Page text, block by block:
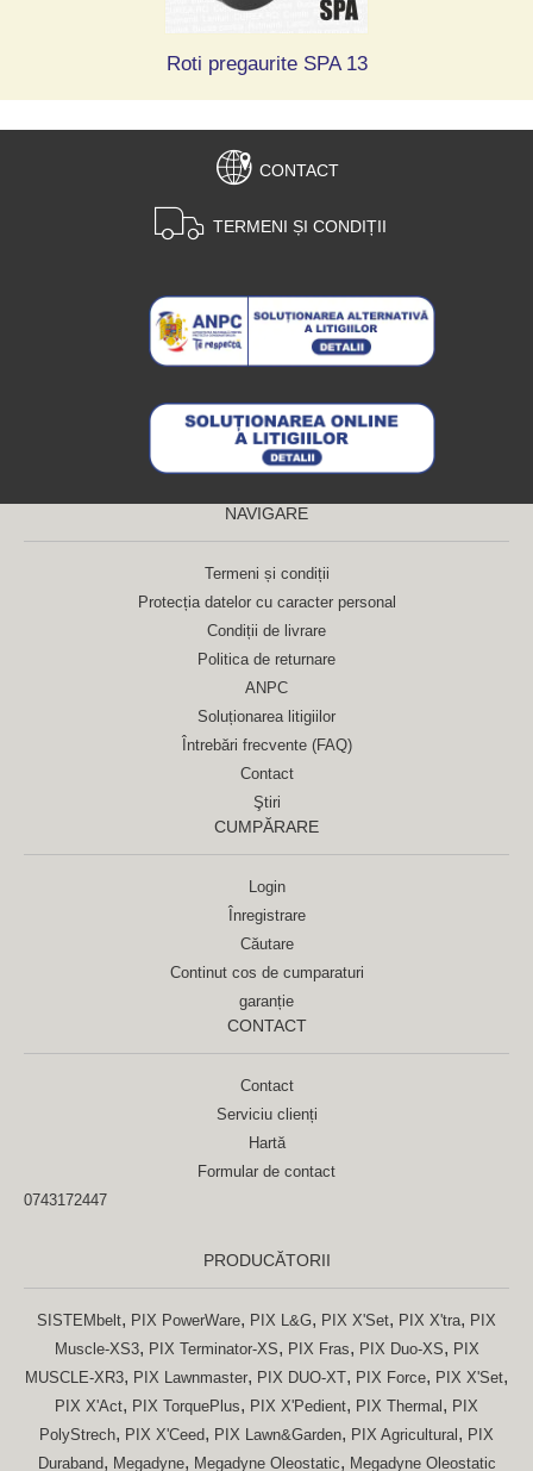
Roti pregaurite SPA 13
CONTACT
TERMENI ȘI CONDIȚII
NAVIGARE
Termeni și condiții
Protecția datelor cu caracter personal
Condiții de livrare
Politica de returnare
ANPC
Soluționarea litigiilor
Întrebări frecvente (FAQ)
Contact
Ştiri
CUMPĂRARE
Login
Înregistrare
Căutare
Continut cos de cumparaturi
garanție
CONTACT
Contact
Serviciu clienți
Hartă
Formular de contact
0743172447
PRODUCĂTORII
SISTEMbelt, PIX PowerWare, PIX L&G, PIX X'Set, PIX X'tra, PIX
Muscle-XS3, PIX Terminator-XS, PIX Fras, PIX Duo-XS, PIX
MUSCLE-XR3, PIX Lawnmaster, PIX DUO-XT, PIX Force, PIX X'Set,
PIX X'Act, PIX TorquePlus, PIX X'Pedient, PIX Thermal , PIX
PolyStrech, PIX X'Ceed, PIX Lawn&Garden, PIX Agricultural , PIX
Duraband, Megadyne, Megadyne Oleostatic, Megadyne Oleostatic